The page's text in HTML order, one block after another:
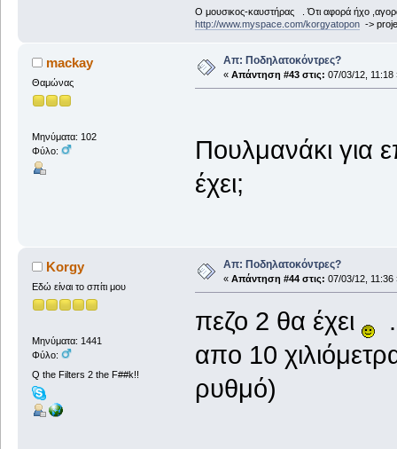
Ο μουσικος-καυστήρας . Ότι αφορά ήχο
http://www.myspace.com/korgyatopon->
mackay
Θαμώνας
Μηνύματα: 102
Φύλο:
Απ: Ποδηλατοκόντρες?
« Απάντηση #43 στις: 07/03/12, 11:18
Πουλμανάκι για
έχει;
Korgy
Εδώ είναι το σπίτι μου
Μηνύματα: 1441
Φύλο:
Q the Filters 2 the F##k!!
Απ: Ποδηλατοκόντρες?
« Απάντηση #44 στις: 07/03/12, 11:36
πεζο 2 θα έχει
απο 10
ρυθμό)